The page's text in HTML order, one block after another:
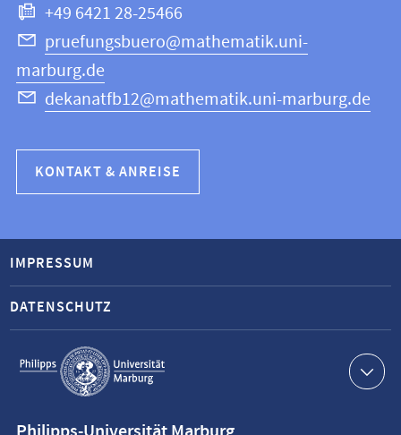
+49 6421 28-25466
pruefungsbuero@mathematik.uni-
marburg.de
dekanatfb12@mathematik.uni-marburg.de
KONTAKT & ANREISE
Service-
Navigation
IMPRESSUM
DATENSCHUTZ